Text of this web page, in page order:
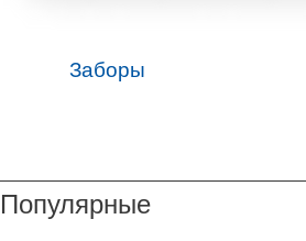
Заборы
Популярные